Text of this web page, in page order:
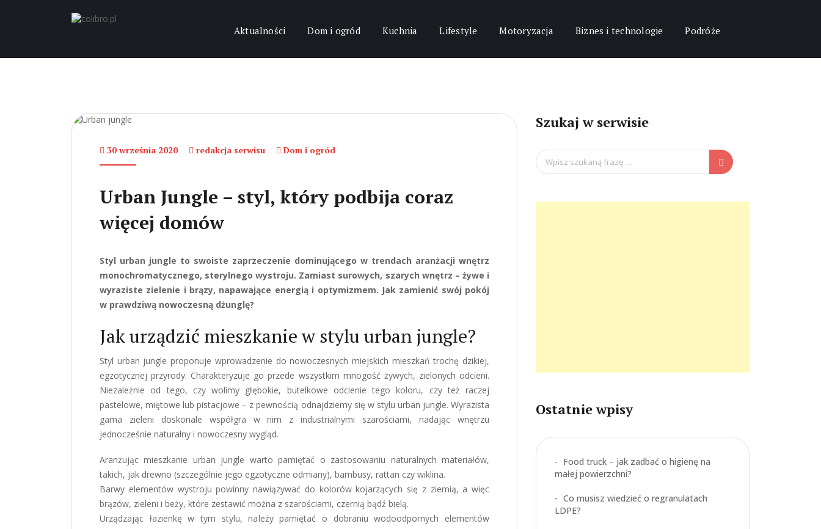
Aktualności Dom i ogród Kuchnia Lifestyle Motoryzacja Biznes i technologie Podróże
30 września 2020 redakcja serwisu Dom i ogród
Urban Jungle – styl, który podbija coraz
więcej domów
Styl urban jungle to swoiste zaprzeczenie dominującego w trendach aranżacji wnętrz
monochromatycznego, sterylnego wystroju. Zamiast surowych, szarych wnętrz – żywe i
wyraziste zielenie i brązy, napawające energią i optymizmem. Jak zamienić swój pokój
w prawdziwą nowoczesną dżunglę?
Jak urządzić mieszkanie w stylu urban jungle?
Styl urban jungle proponuje wprowadzenie do nowoczesnych miejskich mieszkań trochę dzikiej,
egzotycznej przyrody. Charakteryzuje go przede wszystkim mnogość żywych, zielonych odcieni.
Niezależnie od tego, czy wolimy głębokie, butelkowe odcienie tego koloru, czy też raczej
pastelowe, miętowe lub pistacjowe – z pewnością odnajdziemy się w stylu urban jungle. Wyrazista
gama zieleni doskonale współgra w nim z industrialnymi szarościami, nadając wnętrzu
jednocześnie naturalny i nowoczesny wygląd.
Aranżując mieszkanie urban jungle warto pamiętać o zastosowaniu naturalnych materiałów,
takich, jak drewno (szczególnie jego egzotyczne odmiany), bambusy, rattan czy wiklina.
Barwy elementów wystroju powinny nawiązywać do kolorów kojarzących się z ziemią, a więc
brązów, zieleni i beży, które zestawić można z szarościami, czernią bądź bielą.
Urządzając łazienkę w tym stylu, należy pamiętać o dobraniu wodoodpornych elementów
Szukaj w serwisie
Search
for:
Ostatnie wpisy
Food truck – jak zadbać o higienę na
małej powierzchni?
Co musisz wiedzieć o regranulatach
LDPE?